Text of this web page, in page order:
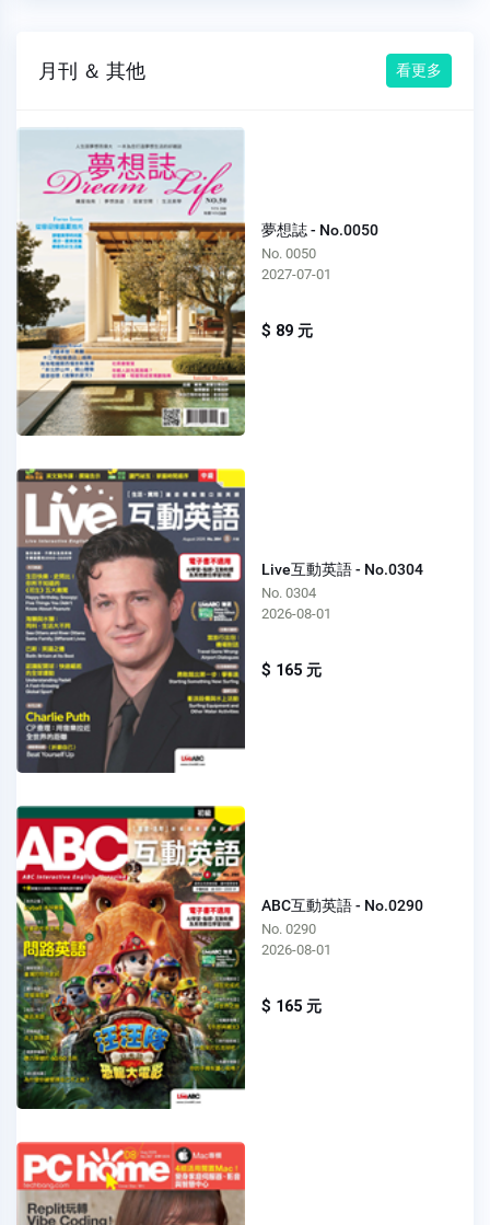
月刊 ＆ 其他 看更多
夢想誌 - No.0050
No. 0050
2027-07-01
$ 89 元
Live互動英語 - No.0304
No. 0304
2026-08-01
$ 165 元
ABC互動英語 - No.0290
No. 0290
2026-08-01
$ 165 元